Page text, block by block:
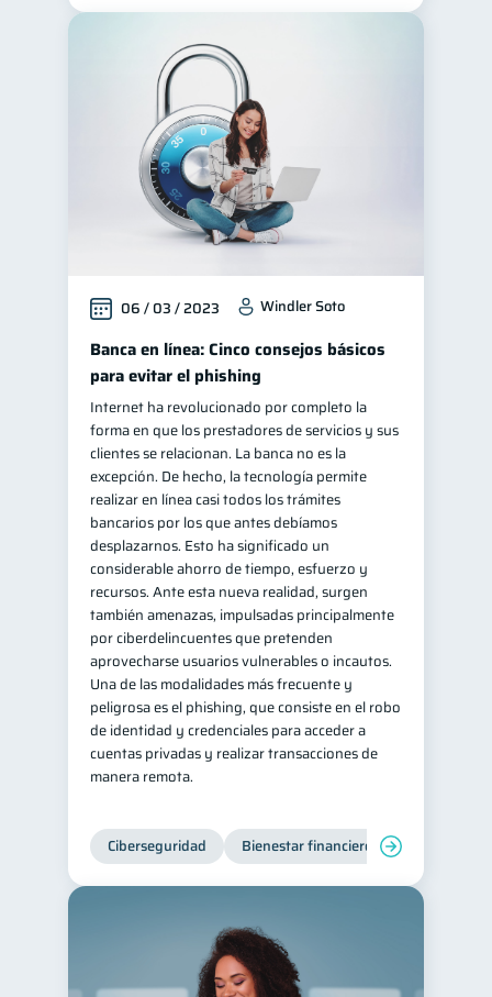
06 / 03 / 2023 Windler Soto
Banca en línea: Cinco consejos básicos
para evitar el phishing
Internet ha revolucionado por completo la
forma en que los prestadores de servicios y sus
clientes se relacionan. La banca no es la
excepción. De hecho, la tecnología permite
realizar en línea casi todos los trámites
bancarios por los que antes debíamos
desplazarnos. Esto ha significado un
considerable ahorro de tiempo, esfuerzo y
recursos. Ante esta nueva realidad, surgen
también amenazas, impulsadas principalmente
por ciberdelincuentes que pretenden
aprovecharse usuarios vulnerables o incautos.
Una de las modalidades más frecuente y
peligrosa es el phishing, que consiste en el robo
de identidad y credenciales para acceder a
cuentas privadas y realizar transacciones de
manera remota.
Ciberseguridad Bienestar financiero